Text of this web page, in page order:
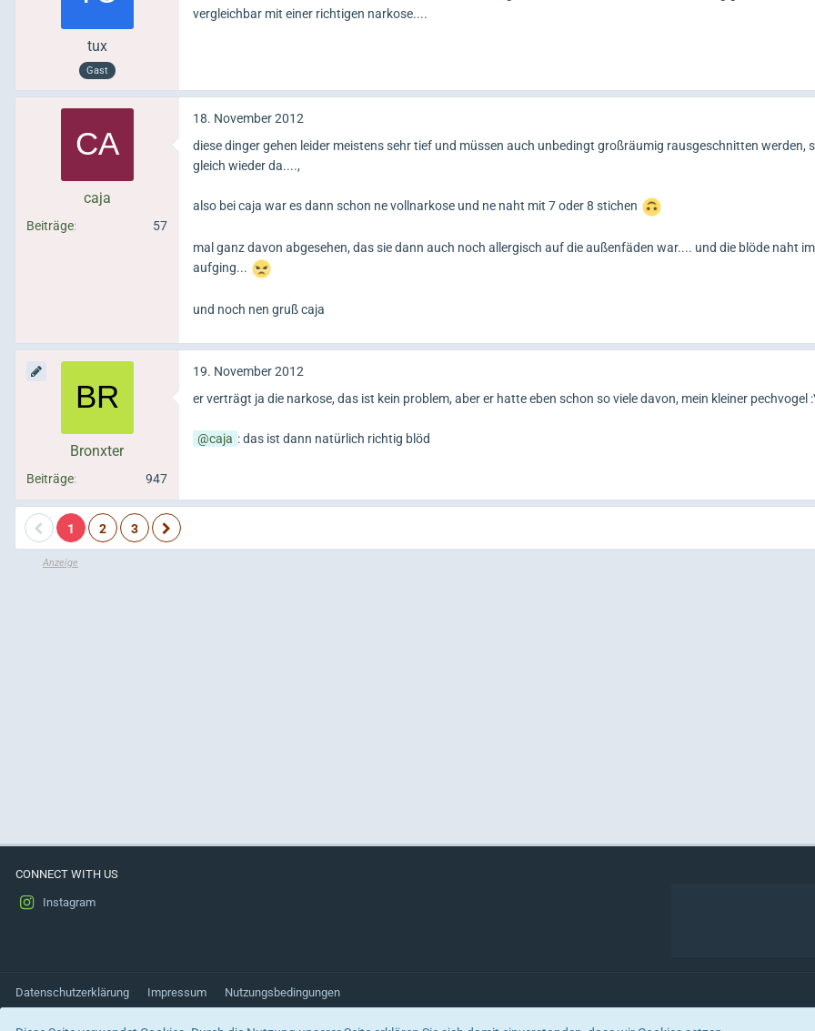
tux
Gast
vergleichbar mit einer richtigen narkose....
caja
Beiträge 57
18. November 2012
diese dinger gehen leider meistens sehr tief und müssen auch unbedingt großräumig rausgeschnitten werden,
gleich wieder da....,
also bei caja war es dann schon ne vollnarkose und ne naht mit 7 oder 8 stichen
mal ganz davon abgesehen, das sie dann auch noch allergisch auf die außenfäden war.... und die blöde naht
aufging...
und noch nen gruß caja
Bronxter
Beiträge 947
19. November 2012
er verträgt ja die narkose, das ist kein problem, aber er hatte eben schon so viele davon, mein kleiner pechvogel
caja : das ist dann natürlich richtig blöd
1 2 3
CONNECT WITH US
Instagram
Datenschutzerklärung Impressum Nutzungsbedingungen